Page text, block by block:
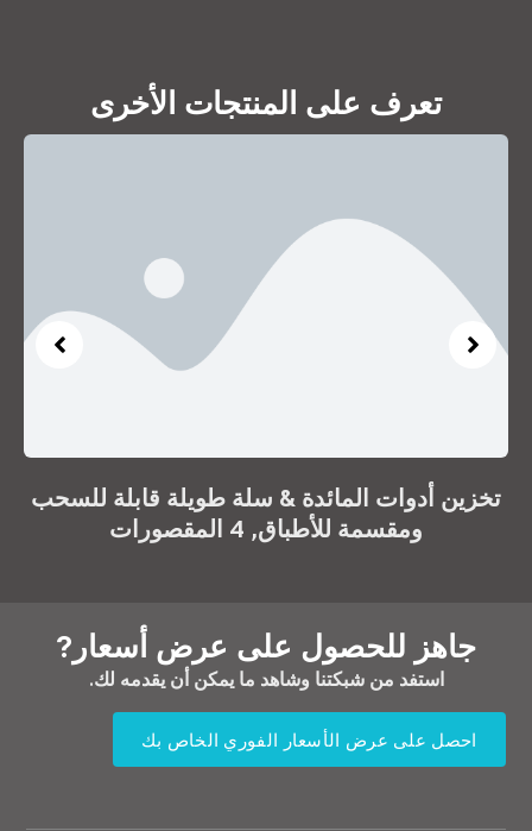
تعرف على المنتجات الأخرى
تخزين أدوات المائدة & سلة طويلة قابلة للسحب
ومقسمة للأطباق, 4 المقصورات
جاهز للحصول على عرض أسعار?
استفد من شبكتنا وشاهد ما يمكن أن يقدمه لك.
احصل على عرض الأسعار الفوري الخاص بك